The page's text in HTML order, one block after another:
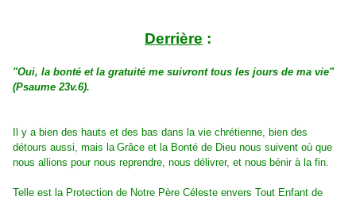
Derrière :
"Oui, la bonté et la gratuité me suivront tous les jours de ma vie"
(Psaume 23v.6).
Il y a bien des hauts et des bas dans la vie chrétienne, bien des
détours aussi, mais la Grâce et la Bonté de Dieu nous suivent où que
nous allions pour nous reprendre, nous délivrer, et nous bénir à la fin.
Telle est la Protection de Notre Père Céleste envers Tout Enfant de